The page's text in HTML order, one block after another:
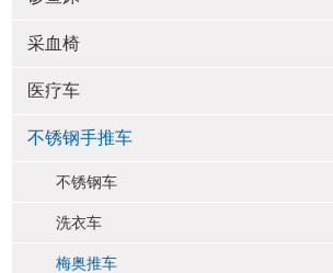
采血椅
医疗车
不锈钢手推车
不锈钢车
洗衣车
梅奥推车